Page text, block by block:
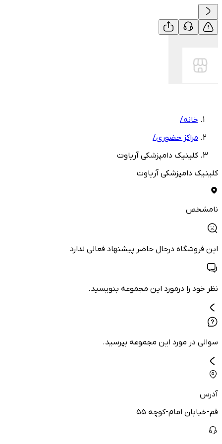
خانه/
مراکز حضوری/
کلینیک دامپزشکی آریاوت
کلینیک دامپزشکی آریاوت
نامشخص
این فروشگاه درحال حاضر پیشنهاد فعالی ندارد
نظر خود را درمورد این مجموعه بنویسید.
سوالی در مورد این مجموعه بپرسید.
آدرس
قم-خیابان امام-کوچه ۵۵